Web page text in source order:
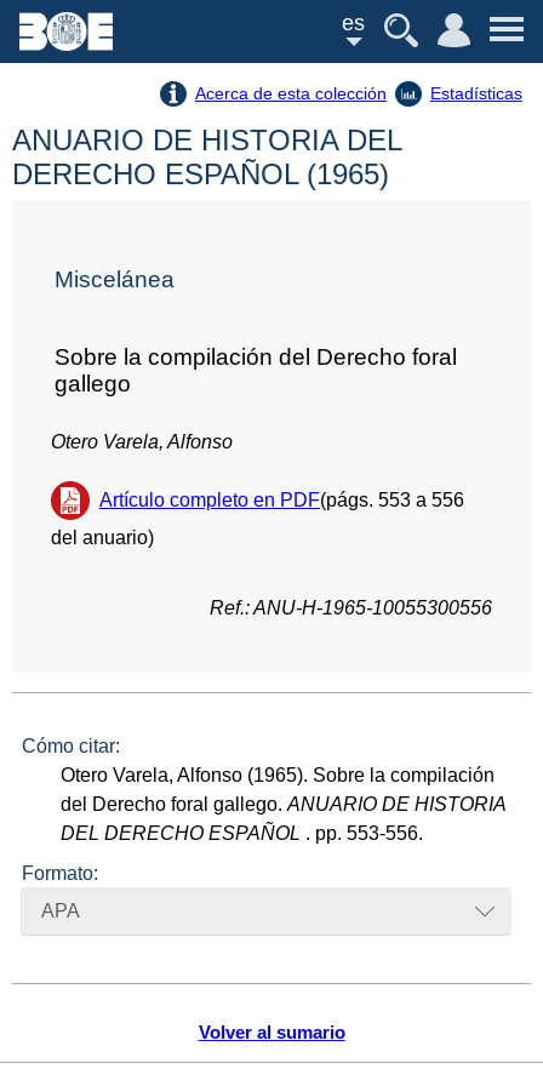
es
Acerca de esta colección Estadísticas
Volver al sumario
ANUARIO DE HISTORIA DEL
DERECHO ESPAÑOL (1965)
Miscelánea
Sobre la compilación del Derecho foral
gallego
Otero Varela, Alfonso
Artículo completo en PDF(págs. 553 a 556
del anuario)
Ref.: ANU-H-1965-10055300556
Cómo citar:
Otero Varela, Alfonso (1965). Sobre la compilación
del Derecho foral gallego.ANUARIO DE HISTORIA
DEL DERECHO ESPAÑOL . pp. 553-556.
Formato:
APA